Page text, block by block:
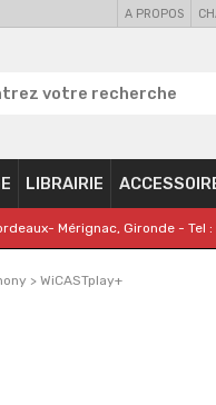
A PROPOS
LIBRAIRIE
Mérignac, Gironde - Tel
> WiCASTplay+